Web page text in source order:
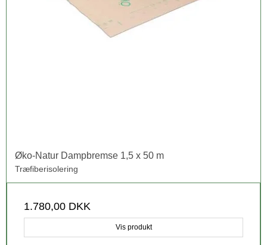
Øko-Natur Dampbremse 1,5 x 50 m
Træfiberisolering
1.780,00 DKK
Vis produkt